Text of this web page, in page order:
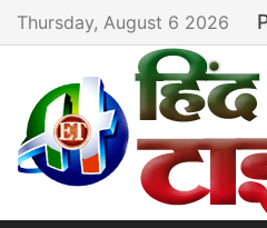
Thursday, August 6 2026